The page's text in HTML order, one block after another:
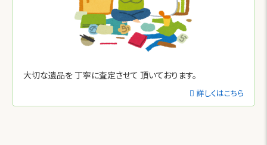
大切な遺品を 丁寧に査定させて 頂いております。
詳しくはこちら